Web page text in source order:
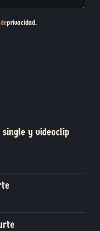
privacidad.
single y videoclip